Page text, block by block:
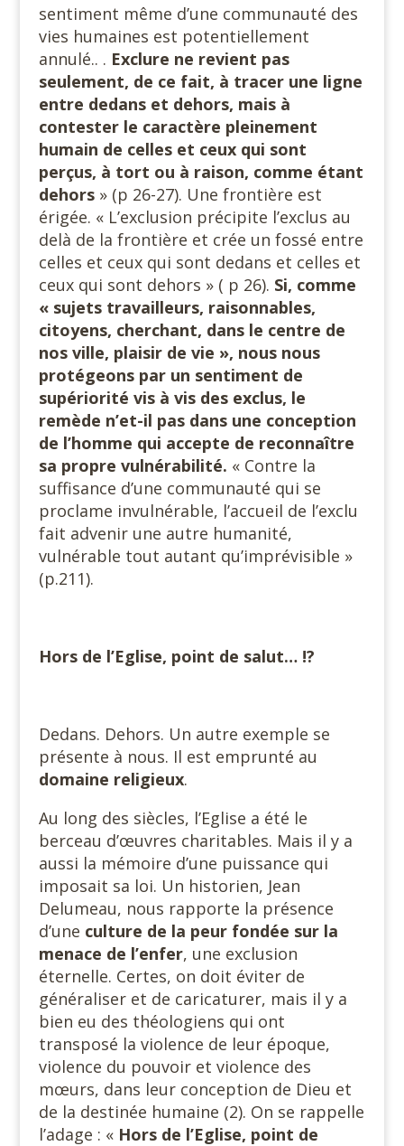
sentiment même d’une communauté des
vies humaines est potentiellement
annulé.. . Exclure ne revient pas
seulement, de ce fait, à tracer une ligne
entre dedans et dehors, mais à
contester le caractère pleinement
humain de celles et ceux qui sont
perçus, à tort ou à raison, comme étant
dehors » (p 26-27). Une frontière est
érigée. « L’exclusion précipite l’exclus au
delà de la frontière et crée un fossé entre
celles et ceux qui sont dedans et celles et
ceux qui sont dehors » ( p 26). Si, comme
« sujets travailleurs, raisonnables,
citoyens, cherchant, dans le centre de
nos ville, plaisir de vie », nous nous
protégeons par un sentiment de
supériorité vis à vis des exclus, le
remède n’et-il pas dans une conception
de l’homme qui accepte de reconnaître
sa propre vulnérabilité. « Contre la
suffisance d’une communauté qui se
proclame invulnérable, l’accueil de l’exclu
fait advenir une autre humanité,
vulnérable tout autant qu’imprévisible »
(p.211).
Hors de l’Eglise, point de salut… !?
Dedans. Dehors. Un autre exemple se
présente à nous. Il est emprunté au
domaine religieux.
Au long des siècles, l’Eglise a été le
berceau d’œuvres charitables. Mais il y a
aussi la mémoire d’une puissance qui
imposait sa loi. Un historien, Jean
Delumeau, nous rapporte la présence
d’une culture de la peur fondée sur la
menace de l’enfer, une exclusion
éternelle. Certes, on doit éviter de
généraliser et de caricaturer, mais il y a
bien eu des théologiens qui ont
transposé la violence de leur époque,
violence du pouvoir et violence des
mœurs, dans leur conception de Dieu et
de la destinée humaine (2). On se rappelle
l’adage : « Hors de l’Eglise, point de